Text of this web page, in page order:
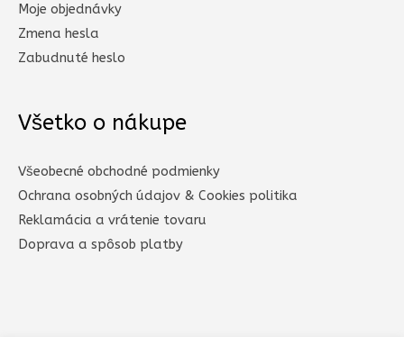
Moje objednávky
Zmena hesla
Zabudnuté heslo
Všetko o nákupe
Všeobecné obchodné podmienky
Ochrana osobných údajov & Cookies politika
Reklamácia a vrátenie tovaru
Doprava a spôsob platby​